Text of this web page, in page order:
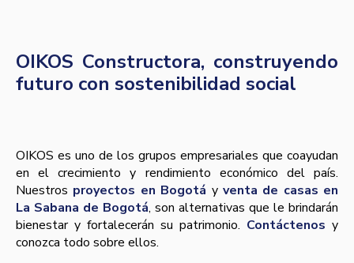
OIKOS Constructora, construyendo
futuro con sostenibilidad social
OIKOS es uno de los grupos empresariales que coayudan
en el crecimiento y rendimiento económico del país.
Nuestros proyectos en Bogotá y venta de casas en
La Sabana de Bogotá, son alternativas que le brindarán
bienestar y fortalecerán su patrimonio. Contáctenos y
conozca todo sobre ellos.